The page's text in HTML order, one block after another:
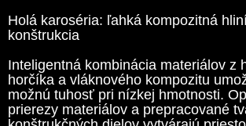
Holá karoséria: ľahká kompozitná
konštrukcia
Inteligentná kombinácia materiálov z
horčíka a vláknového kompozitu
možnú tuhosť pri nízkej hmotnosti.
prierezy materiálov a prepracované